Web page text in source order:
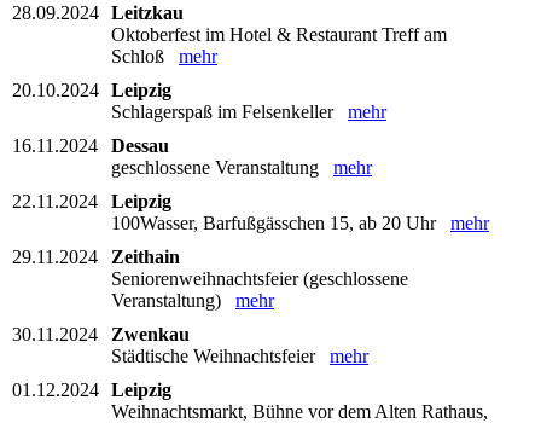
28.09.2024 Leitzkau
Oktoberfest im Hotel & Restaurant Treff am
Schloß mehr
20.10.2024 Leipzig
Schlagerspaß im Felsenkeller mehr
16.11.2024
Dessau
geschlossene Veranstaltung mehr
22.11.2024
Leipzig
100Wasser, Barfußgässchen 15, ab 20 Uhr mehr
29.11.2024
Zeithain
Seniorenweihnachtsfeier (geschlossene
Veranstaltung) mehr
30.11.2024
Zwenkau
Städtische Weihnachtsfeier mehr
01.12.2024 Leipzig
Weihnachtsmarkt, Bühne vor dem Alten Rathaus,